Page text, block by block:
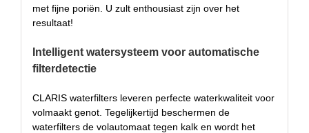
met fijne poriën. U zult enthousiast zijn over het
resultaat!
Intelligent watersysteem voor automatische
filterdetectie
CLARIS waterfilters leveren perfecte waterkwaliteit voor
volmaakt genot. Tegelijkertijd beschermen de
waterfilters de volautomaat tegen kalk en wordt het